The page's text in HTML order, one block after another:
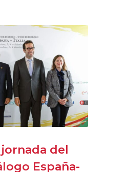
del
España-